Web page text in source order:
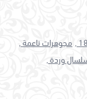
مجوهرات ناعمة ,
وردة ,